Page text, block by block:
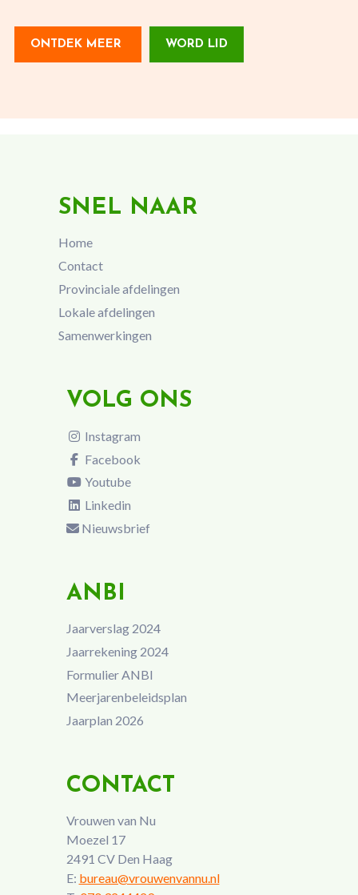
ONTDEK MEER WORD LID
SNEL NAAR
Home
Contact
Provinciale afdelingen
Lokale afdelingen
Samenwerkingen
VOLG ONS
Instagram
Facebook
Youtube
Linkedin
Nieuwsbrief
ANBI
Jaarverslag 2024
Jaarrekening 2024
Formulier ANBI
Meerjarenbeleidsplan
Jaarplan 2026
CONTACT
Vrouwen van Nu
Moezel 17
2491 CV Den Haag
E: bureau@vrouwenvannu.nl